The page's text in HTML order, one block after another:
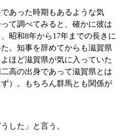
あった時期もあるような気
て調べてみると、確かに彼は
昭和8年から17年までの長きに
。知事を辞めてからも滋賀県
ほど滋賀県が気に入っていた
高の出身であって滋賀県とは
）。もちろん群馬とも関係が
した」と言う。